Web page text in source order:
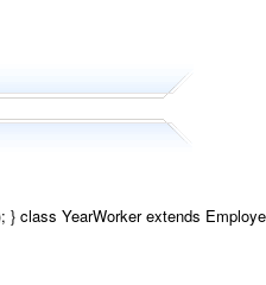
class YearWorker extends